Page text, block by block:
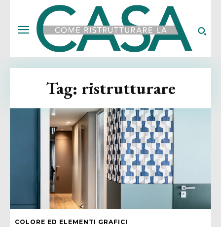
COLORE ED ELEMENTI GRAFICI
Tag: ristrutturare